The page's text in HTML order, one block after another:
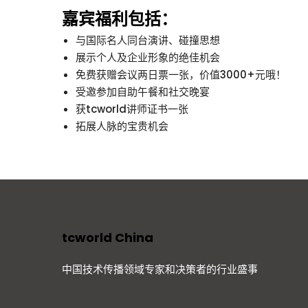
嘉宾福利包括：
与国际名人同台演讲、碰撞思想
展示个人及企业形象的绝佳机会
免费获赠会议两日票一张，价值3000+元哦！
受邀参加自助午餐和社交晚宴
获tcworld讲师证书一张
拓展人脉的宝贵机会
tcworld China
中国技术传播领域专家和决策者的行业盛事